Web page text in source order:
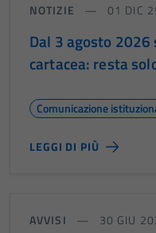
NOTIZIE 01 DIC
Dal 3 agosto
cartacea: resta
Comunicazione
LEGGI DI PIÙ
AVVISI 30 GIU